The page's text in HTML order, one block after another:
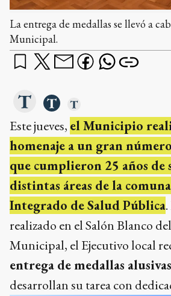
La entrega de medallas se llevó a
Municipal.
Este jueves, el Municipio
homenaje a un gran
que cumplieron 25 años de
distintas áreas de la
Integrado de Salud Pública
realizado en el Salón Blanco
Municipal, el Ejecutivo local
entrega de medallas alusivas
desarrollan su tarea con